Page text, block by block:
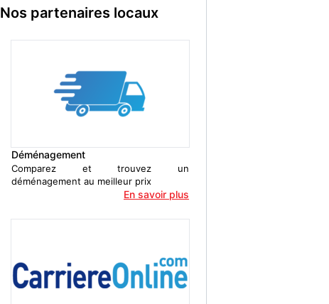
Nos partenaires locaux
Déménagement
Comparez et trouvez un
déménagement au meilleur prix
En savoir plus